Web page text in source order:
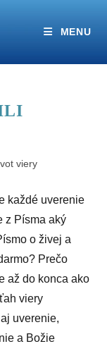
MENU
viery
každé uverenie
z Písma aký
o živej a
Prečo
až do konca ako
viery
uverenie,
a Božie